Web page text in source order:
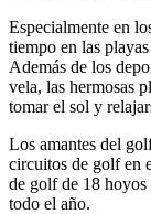
Especialmente en
tiempo en las
Además de los
vela, las hermosas
tomar el sol y
Los amantes del
circuitos de golf en
de golf de 18 hoyos
todo el año.